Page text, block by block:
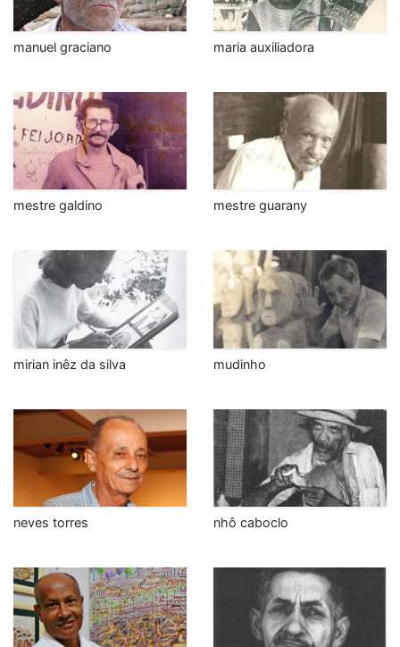
manuel graciano maria auxiliadora
mestre galdino mestre guarany
mirian inêz da silva mudinho
neves torres nhô caboclo